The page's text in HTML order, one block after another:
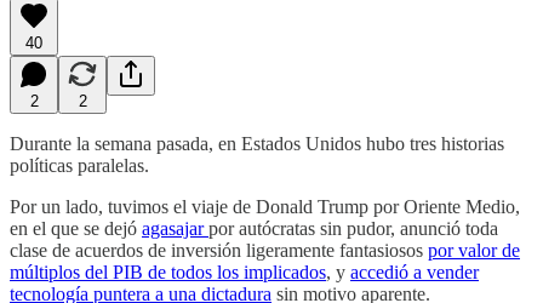
40
2 2
Durante la semana pasada, en Estados Unidos hubo tres historias
políticas paralelas.
Por un lado, tuvimos el viaje de Donald Trump por Oriente Medio,
en el que se dejó agasajarpor autócratas sin pudor, anunció toda
clase de acuerdos de inversión ligeramente fantasiosos por valor de
múltiplos del PIB de todos los implicados, y accedió a vender
tecnología puntera a una dictadura sin motivo aparente.